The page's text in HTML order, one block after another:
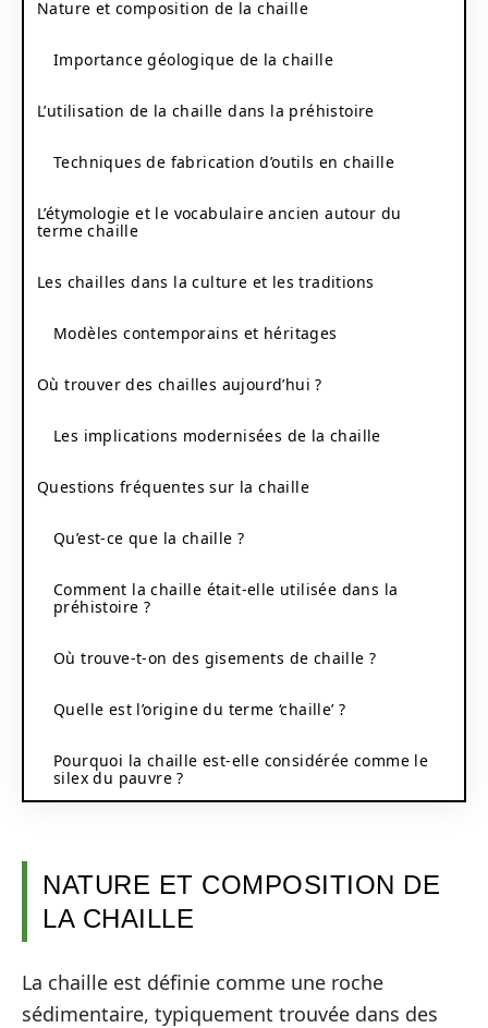
Nature et composition de la chaille
Importance géologique de la chaille
L’utilisation de la chaille dans la préhistoire
Techniques de fabrication d’outils en chaille
L’étymologie et le vocabulaire ancien autour du
terme chaille
Les chailles dans la culture et les traditions
Modèles contemporains et héritages
Où trouver des chailles aujourd’hui ?
Les implications modernisées de la chaille
Questions fréquentes sur la chaille
Qu’est-ce que la chaille ?
Comment la chaille était-elle utilisée dans la
préhistoire ?
Où trouve-t-on des gisements de chaille ?
Quelle est l’origine du terme ‘chaille’ ?
Pourquoi la chaille est-elle considérée comme le
silex du pauvre ?
NATURE ET COMPOSITION DE
LA CHAILLE
La chaille est définie comme une roche
sédimentaire, typiquement trouvée dans des